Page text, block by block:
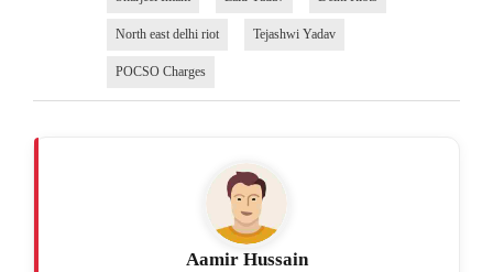
North east delhi riot Tejashwi Yadav
POCSO Charges
Aamir Hussain